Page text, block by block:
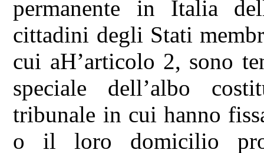
permanente in Italia
cittadini degli Stati
cui aH’articolo 2, sono
speciale dell’albo
tribunale in cui hanno
o il loro domicilio